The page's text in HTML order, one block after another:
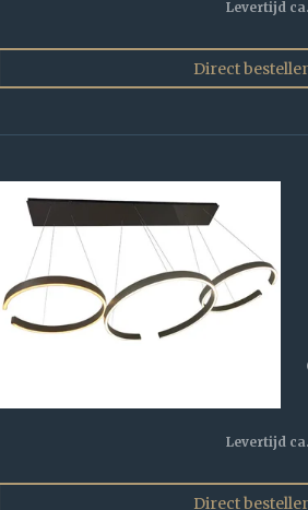
Levertijd
Direct
Levertijd
Direct